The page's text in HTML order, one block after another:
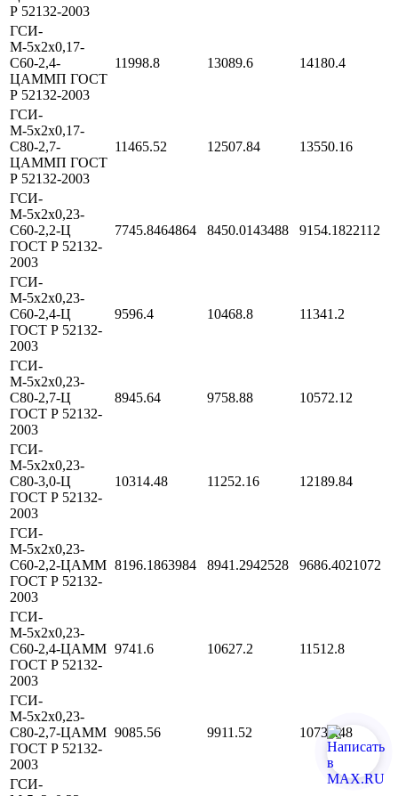
Р 52132-2003
ГСИ-
М-5х2х0,17-
С60-2,4-
ЦАММП ГОСТ
Р 52132-2003
11998.8 13089.6 14180.4
ГСИ-
М-5х2х0,17-
С80-2,7-
ЦАММП ГОСТ
Р 52132-2003
11465.52 12507.84 13550.16
ГСИ-
М-5х2х0,23-
С60-2,2-Ц
ГОСТ Р 52132-
2003
7745.8464864 8450.0143488 9154.1822112
ГСИ-
М-5х2х0,23-
С60-2,4-Ц
ГОСТ Р 52132-
2003
9596.4 10468.8 11341.2
ГСИ-
М-5х2х0,23-
С80-2,7-Ц
ГОСТ Р 52132-
2003
8945.64 9758.88 10572.12
ГСИ-
М-5х2х0,23-
С80-3,0-Ц
ГОСТ Р 52132-
2003
10314.48 11252.16 12189.84
ГСИ-
М-5х2х0,23-
С60-2,2-ЦАММ
ГОСТ Р 52132-
2003
8196.1863984 8941.2942528 9686.4021072
ГСИ-
М-5х2х0,23-
С60-2,4-ЦАММ
ГОСТ Р 52132-
2003
9741.6 10627.2 11512.8
ГСИ-
М-5х2х0,23-
С80-2,7-ЦАММ
ГОСТ Р 52132-
2003
9085.56 9911.52 10737.48
ГСИ-